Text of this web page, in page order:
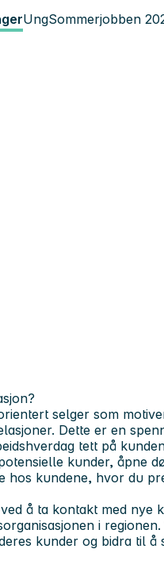
UngSommerjobben
selger som
Dette er en
tett på
kunder, åpne
hos kundene, hvor du
å ta kontakt med nye
i
kunder og bidra til å